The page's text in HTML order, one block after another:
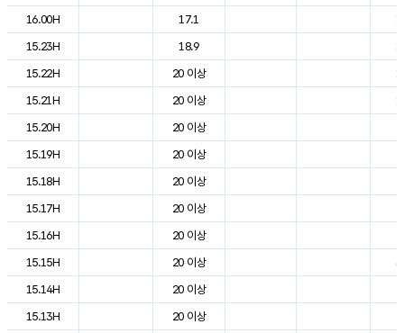
16.00H
17.1
15.23H
18.9
15.22H
20 이상
15.21H
20 이상
15.20H
20 이상
15.19H
20 이상
15.18H
20 이상
15.17H
20 이상
15.16H
20 이상
15.15H
20 이상
15.14H
20 이상
15.13H
20 이상